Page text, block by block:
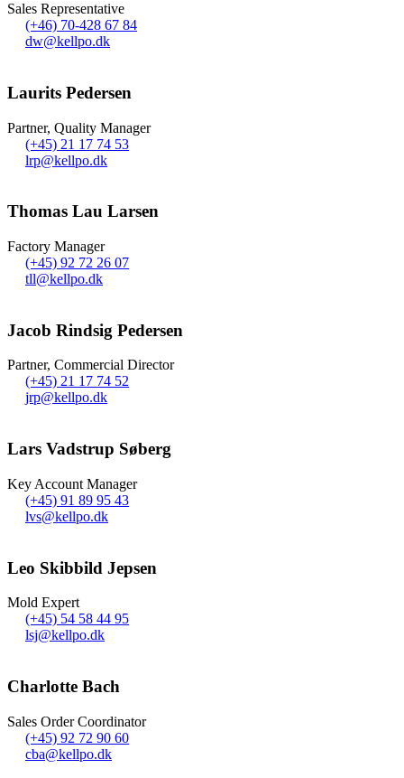
Sales Representative
(+46) 70-428 67 84
dw@kellpo.dk
Laurits Pedersen
Partner, Quality Manager
(+45) 21 17 74 53
lrp@kellpo.dk
Thomas Lau Larsen
Factory Manager
(+45) 92 72 26 07
tll@kellpo.dk
Jacob Rindsig Pedersen
Partner, Commercial Director
(+45) 21 17 74 52
jrp@kellpo.dk
Lars Vadstrup Søberg
Key Account Manager
(+45) 91 89 95 43
lvs@kellpo.dk
Leo Skibbild Jepsen
Mold Expert
(+45) 54 58 44 95
lsj@kellpo.dk
Charlotte Bach
Sales Order Coordinator
(+45) 92 72 90 60
cba@kellpo.dk